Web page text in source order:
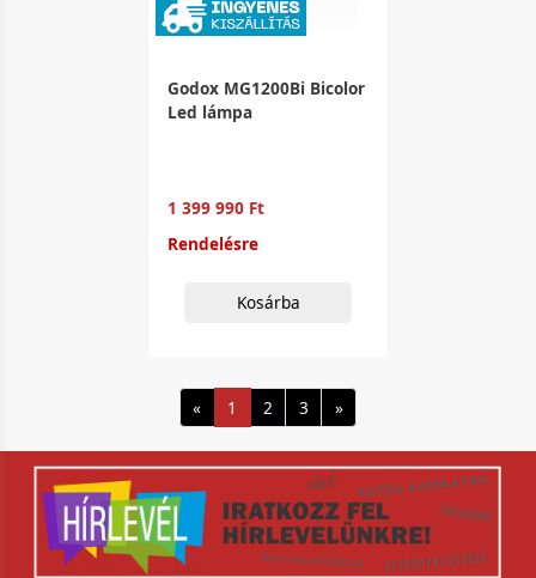
Godox MG1200Bi Bicolor
Led lámpa
1 399 990 Ft
Rendelésre
Kosárba
« 1 2 3 »